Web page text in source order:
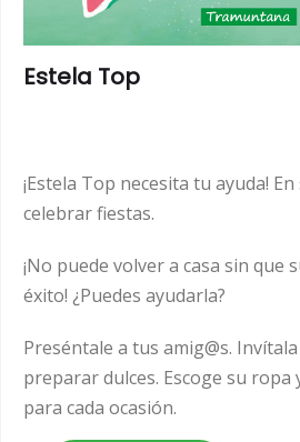
Estela Top
¡Estela Top necesita tu ayuda!
celebrar fiestas.
¡No puede volver a casa sin que
éxito! ¿Puedes ayudarla?
Preséntale a tus amig@s.
preparar dulces. Escoge su ropa
para cada ocasión.